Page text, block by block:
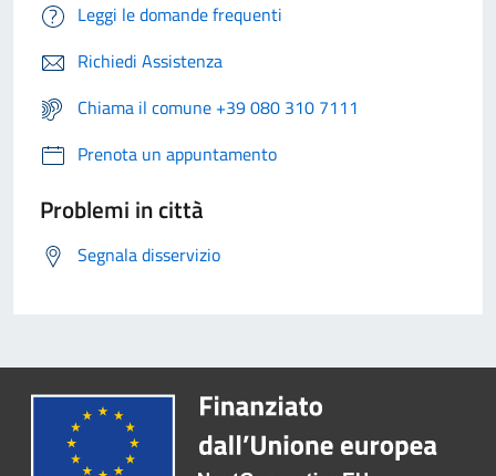
Leggi le domande frequenti
Richiedi Assistenza
Chiama il comune +39 080 310 7111
Prenota un appuntamento
Problemi in città
Segnala disservizio